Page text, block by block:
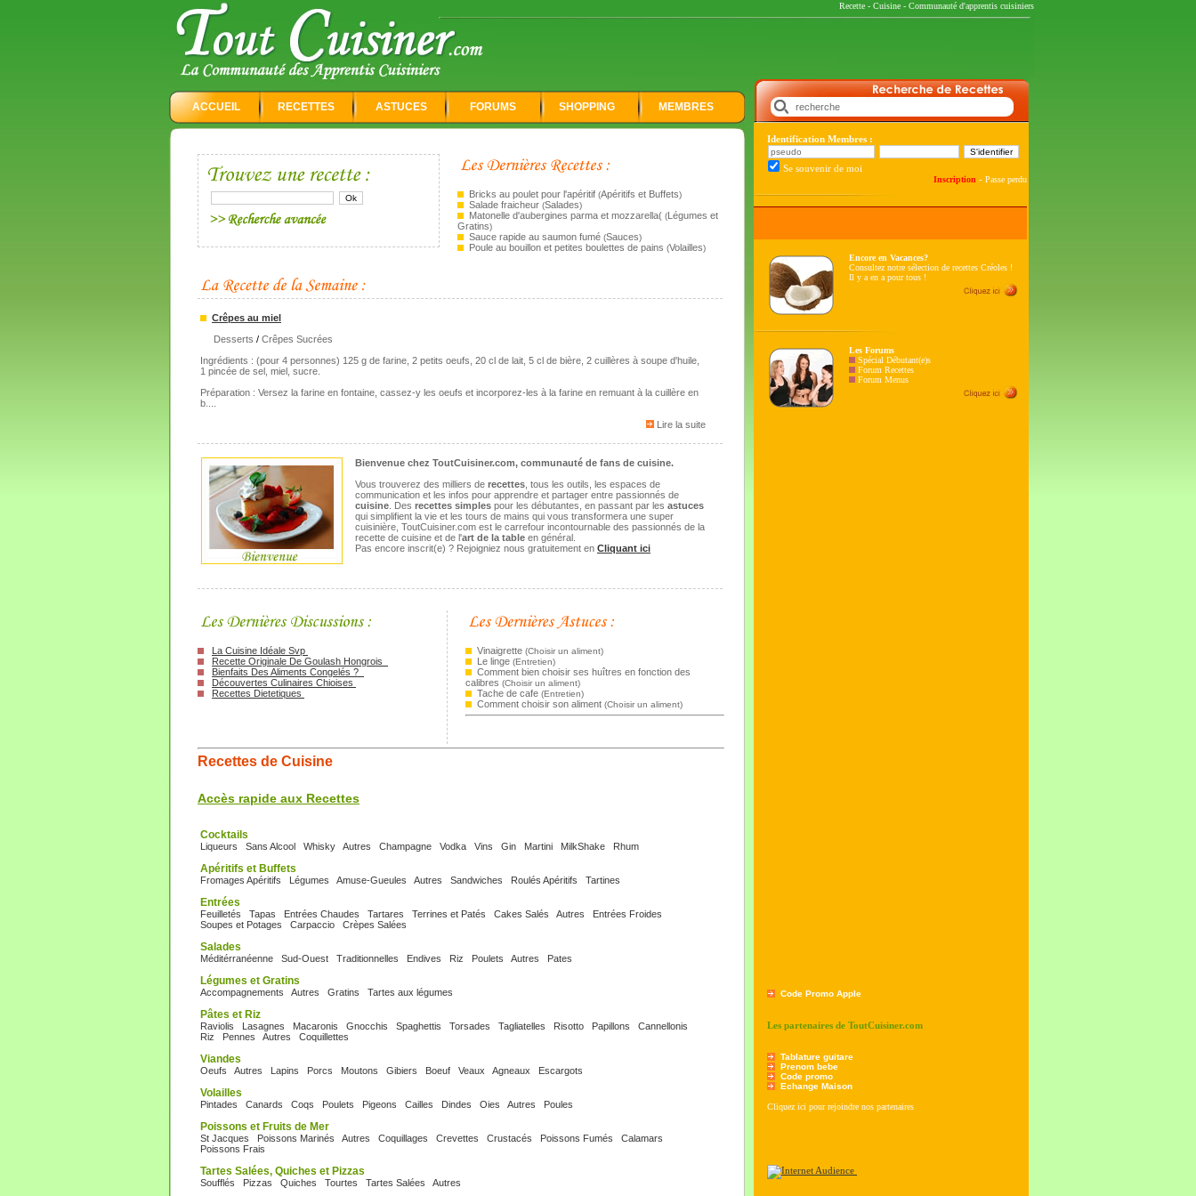
Recette - Cuisine - Communauté d'apprentis cuisiniers
ACCUEIL RECETTES ASTUCES FORUMS SHOPPING MEMBRES
Identification Membres :
Se souvenir de moi
Inscription - Passe perdu
Encore en Vacances?
Consultez notre sélection de recettes Créoles !
Il y a en a pour tous !
Les Forums
Spécial Débutant(e)s
Forum Recettes
Forum Menus
Bricks au poulet pour l'apéritif (Apéritifs et Buffets)
Salade fraicheur (Salades)
Matonelle d'aubergines parma et mozzarella( (Légumes et
Gratins)
Sauce rapide au saumon fumé (Sauces)
Poule au bouillon et petites boulettes de pains (Volailles)
Crêpes au miel
Desserts / Crêpes Sucrées
Ingrédients : (pour 4 personnes) 125 g de farine, 2 petits oeufs, 20 cl de lait, 5 cl de bière, 2 cuillères à soupe d'huile,
1 pincée de sel, miel, sucre.
Préparation : Versez la farine en fontaine, cassez-y les oeufs et incorporez-les à la farine en remuant à la cuillère en
b....
Lire la suite
Bienvenue chez ToutCuisiner.com, communauté de fans de cuisine.
Vous trouverez des milliers de recettes , tous les outils, les espaces de
communication et les infos pour apprendre et partager entre passionnés de
cuisine . Des recettes simples pour les débutantes, en passant par les astuces
qui simplifient la vie et les tours de mains qui vous transformera une super
cuisinière, ToutCuisiner.com est le carrefour incontournable des passionnés de la
recette de cuisine et de l'art de la table en général.
Pas encore inscrit(e) ? Rejoigniez nous gratuitement en Cliquant ici
La Cuisine Idéale Svp
Recette Originale De Goulash Hongrois
Bienfaits Des Aliments Congelés ?
Découvertes Culinaires Chioises
Recettes Dietetiques
Vinaigrette (Choisir un aliment)
Le linge (Entretien)
Comment bien choisir ses huîtres en fonction des
calibres (Choisir un aliment)
Tache de cafe (Entretien)
Comment choisir son aliment (Choisir un aliment)
Recettes de Cuisine
Accès rapide aux Recettes
Cocktails
Liqueurs Sans Alcool Whisky Autres Champagne Vodka Vins Gin Martini MilkShake Rhum
Apéritifs et Buffets
Fromages Apéritifs Légumes Amuse-Gueules Autres Sandwiches Roulés Apéritifs Tartines
Entrées
Feuilletés Tapas Entrées Chaudes Tartares Terrines et Patés Cakes Salés Autres
Entrées Froides
Soupes et Potages
Carpaccio Crèpes Salées
Salades
Méditérranéenne Sud-Ouest Traditionnelles Endives Riz Poulets Autres Pates
Légumes et Gratins
Accompagnements Autres Gratins Tartes aux légumes
Pâtes et Riz
Raviolis Lasagnes Macaronis Gnocchis Spaghettis Torsades Tagliatelles Risotto Papillons
Cannellonis
Riz
Pennes Autres Coquillettes
Viandes
Oeufs Autres Lapins Porcs Moutons Gibiers Boeuf Veaux Agneaux Escargots
Volailles
Pintades Canards Coqs Poulets Pigeons Cailles Dindes Oies Autres Poules
Poissons et Fruits de Mer
St Jacques Poissons Marinés Autres Coquillages Crevettes Crustacés Poissons Fumés
Calamars
Poissons Frais
Tartes Salées, Quiches et Pizzas
Soufflés Pizzas Quiches Tourtes Tartes Salées Autres
Code Promo Apple
Les partenaires de ToutCuisiner.com
Tablature guitare
Prenom bebe
Code promo
Echange Maison
Cliquez ici pour rejoindre nos partenaires